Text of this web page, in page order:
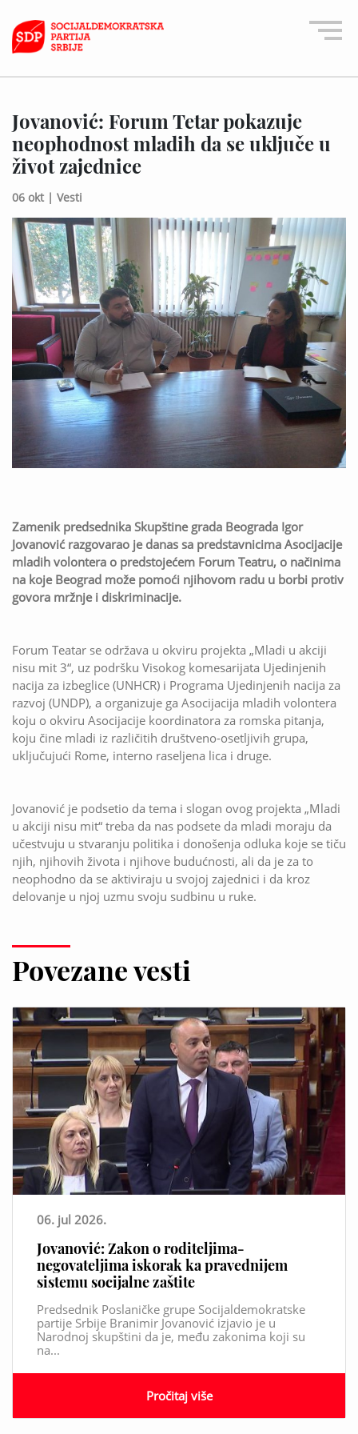
Jovanović: Forum Tetar pokazuje
neophodnost mladih da se uključe u
život zajednice
06 okt | Vesti
Zamenik predsednika Skupštine grada Beograda Igor
Jovanović razgovarao je danas sa predstavnicima Asocijacije
mladih volontera o predstojećem Forum Teatru, o načinima
na koje Beograd može pomoći njihovom radu u borbi protiv
govora mržnje i diskriminacije.
Forum Teatar se održava u okviru projekta „Mladi u akciji
nisu mit 3“, uz podršku Visokog komesarijata Ujedinjenih
nacija za izbeglice (UNHCR) i Programa Ujedinjenih nacija za
razvoj (UNDP), a organizuje ga Asocijacija mladih volontera
koju o okviru Asocijacije koordinatora za romska pitanja,
koju čine mladi iz različitih društveno-osetljivih grupa,
uključujući Rome, interno raseljena lica i druge.
Jovanović je podsetio da tema i slogan ovog projekta „Mladi
u akciji nisu mit“ treba da nas podsete da mladi moraju da
učestvuju u stvaranju politika i donošenja odluka koje se tiču
njih, njihovih života i njihove budućnosti, ali da je za to
neophodno da se aktiviraju u svojoj zajednici i da kroz
delovanje u njoj uzmu svoju sudbinu u ruke.
Povezane vesti
06. jul 2026.
Jovanović: Zakon o roditeljima-
negovateljima iskorak ka pravednijem
sistemu socijalne zaštite
Predsednik Poslaničke grupe Socijaldemokratske
partije Srbije Branimir Jovanović izjavio je u
Narodnoj skupštini da je, među zakonima koji su
na...
Pročitaj više